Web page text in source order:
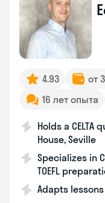
4.93
от
16 лет опыта
Holds a
House, Seville
Specializes in
TOEFL
Adapts